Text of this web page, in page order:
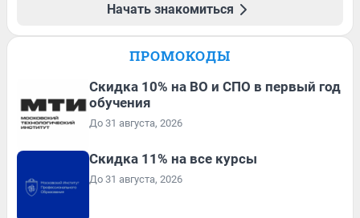
Начать знакомиться
ПРОМОКОДЫ
Скидка 10% на ВО и СПО в первый год
обучения
До 31 августа, 2026
Скидка 11% на все курсы
До 31 августа, 2026